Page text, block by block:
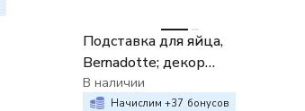
Подставка для яйца,
Bernadotte; декор
"Мейсенский букет"
В наличии
Начислим +37 бонусов